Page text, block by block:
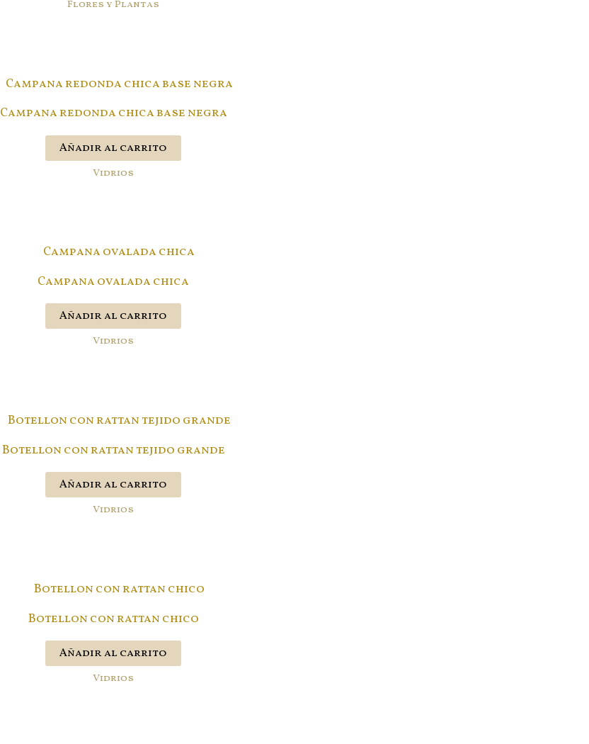
Flores y Plantas
Campana redonda chica base negra
Añadir al carrito
Vidrios
Campana ovalada chica
Añadir al carrito
Vidrios
Botellon con rattan tejido grande
Añadir al carrito
Vidrios
Botellon con rattan chico
Añadir al carrito
Vidrios